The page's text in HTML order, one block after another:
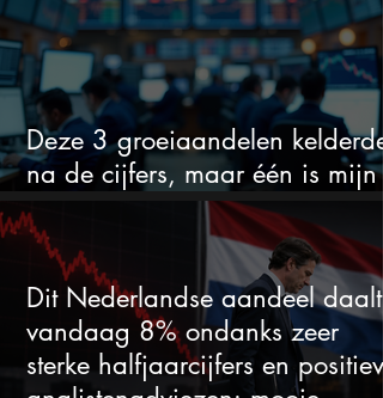
Deze 3 groeiaandelen
na de cijfers, maar één is mijn
duidelijke favoriet
Dit Nederlandse aandeel daalt
vandaag 8% ondanks zeer
sterke halfjaarcijfers en positieve